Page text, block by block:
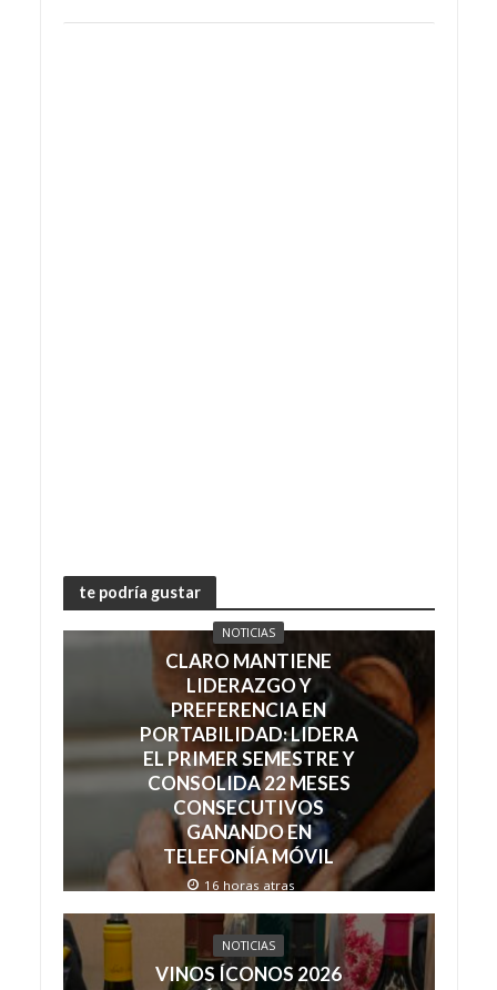
te podría gustar
NOTICIAS
CLARO MANTIENE
LIDERAZGO Y
PREFERENCIA EN
PORTABILIDAD: LIDERA
EL PRIMER SEMESTRE Y
CONSOLIDA 22 MESES
CONSECUTIVOS
GANANDO EN
TELEFONÍA MÓVIL
16 horas atras
NOTICIAS
VINOS ÍCONOS 2026